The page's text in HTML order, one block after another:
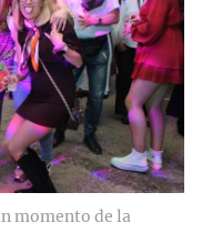
momento de la